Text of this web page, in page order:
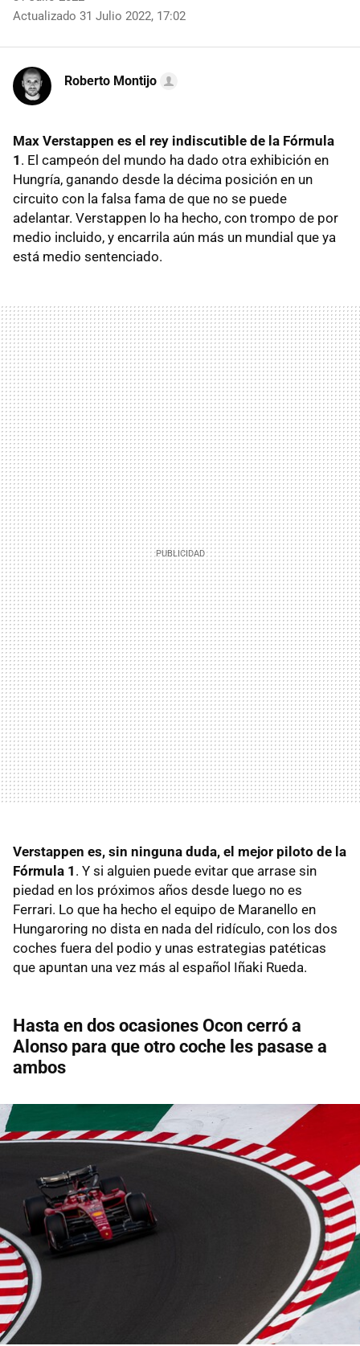
Actualizado 31 Julio 2022, 17:02
Roberto Montijo
Max Verstappen es el rey indiscutible de la Fórmula
1 . El campeón del mundo ha dado otra exhibición en
Hungría, ganando desde la décima posición en un
circuito con la falsa fama de que no se puede
adelantar. Verstappen lo ha hecho, con trompo de por
medio incluido, y encarrila aún más un mundial que ya
está medio sentenciado.
Verstappen es, sin ninguna duda, el mejor piloto de la
Fórmula 1 . Y si alguien puede evitar que arrase sin
piedad en los próximos años desde luego no es
Ferrari. Lo que ha hecho el equipo de Maranello en
Hungaroring no dista en nada del ridículo, con los dos
coches fuera del podio y unas estrategias patéticas
que apuntan una vez más al español Iñaki Rueda.
Hasta en dos ocasiones Ocon cerró a
Alonso para que otro coche les pasase a
ambos